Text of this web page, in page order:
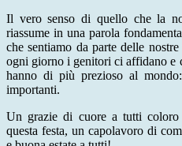
​Il vero senso di quello che la
riassume in una parola
che sentiamo da parte delle
ogni giorno i genitori ci affidano e
hanno di più prezioso al
importanti.
​Un grazie di cuore a tutti coloro
questa festa, un capolavoro di